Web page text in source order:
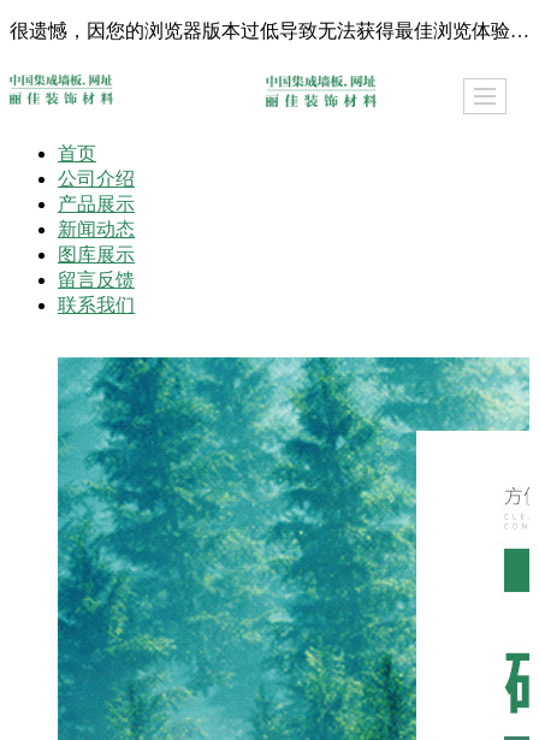
很遗憾，因您的浏览器版本过低导致无法获得最佳浏览体验，推荐下载安装谷歌浏览器！
首页
公司介绍
产品展示
新闻动态
图库展示
留言反馈
联系我们